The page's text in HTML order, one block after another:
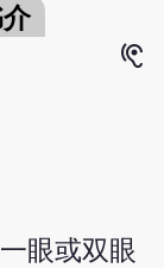
hearing
眼或双眼